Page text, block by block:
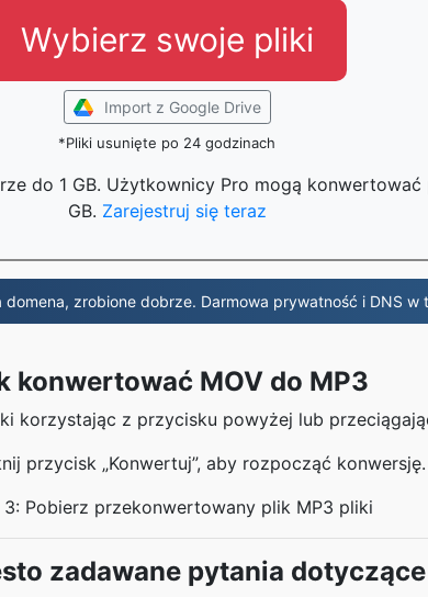
Wybierz swoje pliki
Import z Google Drive
*Pliki usunięte po 24 godzinach
do 1 GB. Użytkownicy Pro mogą
GB. Zarejestruj się teraz
domena, zrobione dobrze. Darmowa prywatność i DNS w
konwertować MOV do MP3
korzystając z przycisku powyżej lub
przycisk „Konwertuj”, aby rozpocząć konwersję.
3: Pobierz przekonwertowany plik MP3 pliki
zadawane pytania